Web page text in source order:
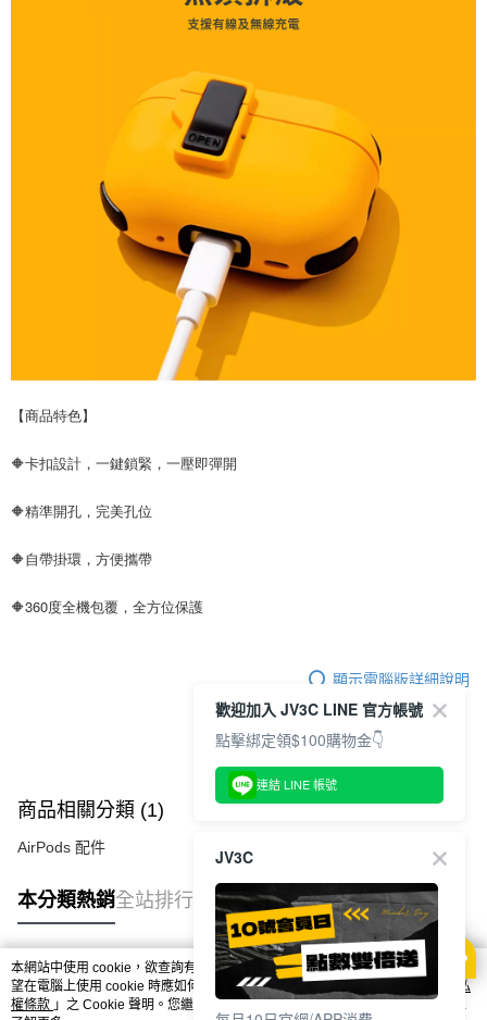
【商品特色】
🔶卡扣設計，一鍵鎖緊，一壓即彈開
🔶精準開孔，完美孔位
🔶自帶掛環，方便攜帶
🔶360度全機包覆，全方位保護
顯示電腦版詳細說明
商品相關分類 (1)
AirPods 配件
本分類熱銷全站排行
熱門標籤
本網站中使用 cookie，欲查詢有關本網站使用 cookie 方式之詳情，及若您不希
望在電腦上使用 cookie 時應如何變更電腦的 cookie 設定，請參閱本網站「
隱私
權條款 」之 Cookie 聲明。您繼續使用本網站即表示您同意本公司得按本網站使
歡迎加入 JV3C LINE 官方帳號
點擊綁定領$100購物金👇
連結 LINE 帳號
JV3C